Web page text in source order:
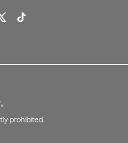
prohibited.